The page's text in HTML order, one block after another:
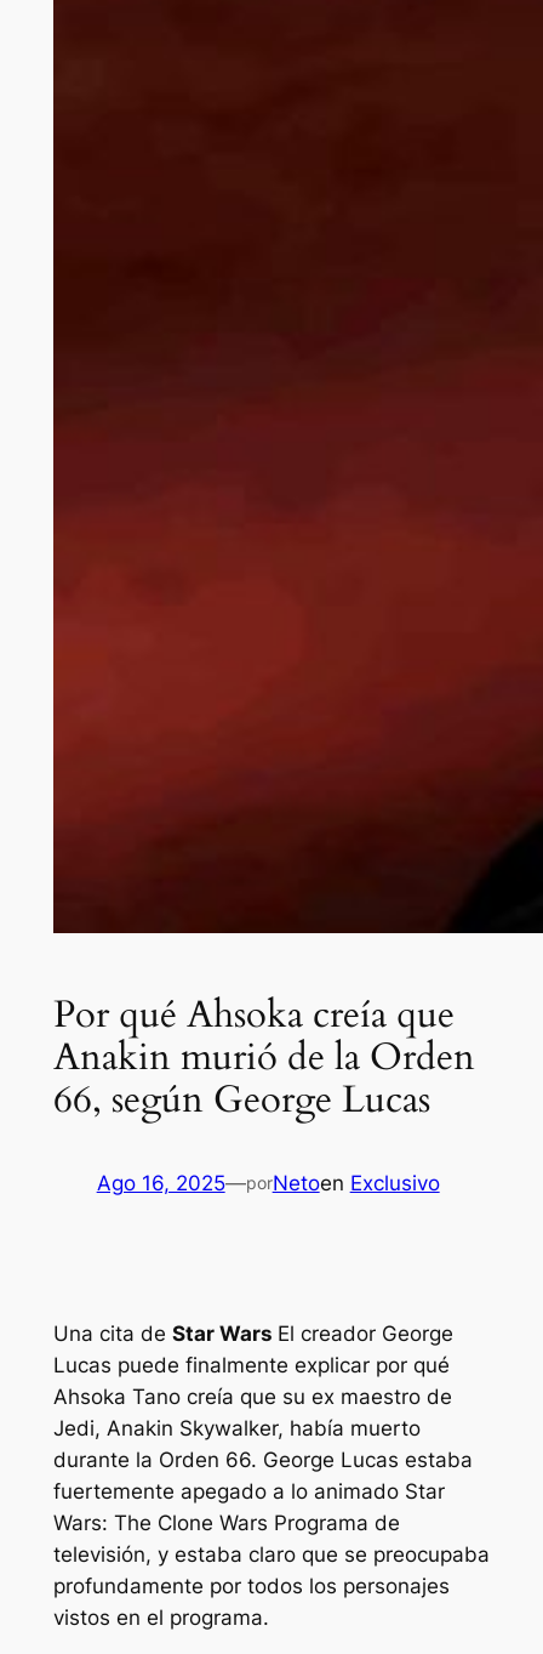
Por qué Ahsoka creía que
Anakin murió de la Orden
66, según George Lucas
Ago 16, 2025—porNetoen Exclusivo
Una cita de Star Wars El creador George
Lucas puede finalmente explicar por qué
Ahsoka Tano creía que su ex maestro de
Jedi, Anakin Skywalker, había muerto
durante la Orden 66. George Lucas estaba
fuertemente apegado a lo animado Star
Wars: The Clone Wars Programa de
televisión, y estaba claro que se preocupaba
profundamente por todos los personajes
vistos en el programa.